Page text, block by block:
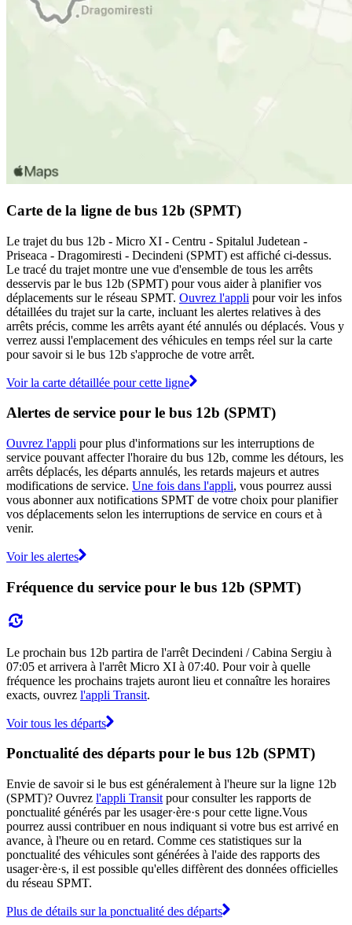
Carte de la ligne de bus 12b (SPMT)
Le trajet du bus 12b - Micro XI - Centru - Spitalul Judetean -
Priseaca - Dragomiresti - Decindeni (SPMT) est affiché ci-dessus.
Le tracé du trajet montre une vue d'ensemble de tous les arrêts
desservis par le bus 12b (SPMT) pour vous aider à planifier vos
déplacements sur le réseau SPMT. Ouvrez l'appli pour voir les infos
détaillées du trajet sur la carte, incluant les alertes relatives à des
arrêts précis, comme les arrêts ayant été annulés ou déplacés. Vous y
verrez aussi l'emplacement des véhicules en temps réel sur la carte
pour savoir si le bus 12b s'approche de votre arrêt.
Voir la carte détaillée pour cette ligne
Alertes de service pour le bus 12b (SPMT)
Ouvrez l'appli pour plus d'informations sur les interruptions de
service pouvant affecter l'horaire du bus 12b, comme les détours, les
arrêts déplacés, les départs annulés, les retards majeurs et autres
modifications de service. Une fois dans l'appli, vous pourrez aussi
vous abonner aux notifications SPMT de votre choix pour planifier
vos déplacements selon les interruptions de service en cours et à
venir.
Voir les alertes
Fréquence du service pour le bus 12b (SPMT)
Le prochain bus 12b partira de l'arrêt Decindeni / Cabina Sergiu à
07:05 et arrivera à l'arrêt Micro XI à 07:40. Pour voir à quelle
fréquence les prochains trajets auront lieu et connaître les horaires
exacts, ouvrez l'appli Transit.
Voir tous les départs
Ponctualité des départs pour le bus 12b (SPMT)
Envie de savoir si le bus est généralement à l'heure sur la ligne 12b
(SPMT)? Ouvrez l'appli Transit pour consulter les rapports de
ponctualité générés par les usager·ère·s pour cette ligne.Vous
pourrez aussi contribuer en nous indiquant si votre bus est arrivé en
avance, à l'heure ou en retard. Comme ces statistiques sur la
ponctualité des véhicules sont générées à l'aide des rapports des
usager·ère·s, il est possible qu'elles diffèrent des données officielles
du réseau SPMT.
Plus de détails sur la ponctualité des départs